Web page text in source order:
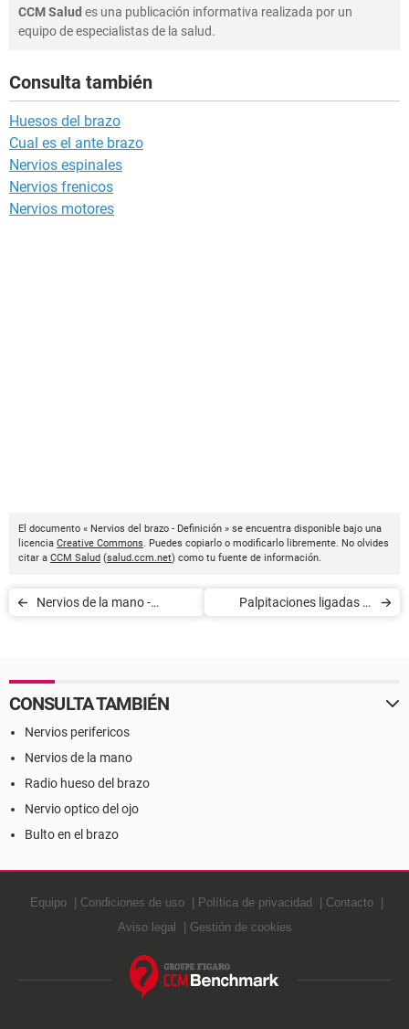
CCM Salud es una publicación informativa realizada por un
equipo de especialistas de la salud.
Consulta también
Huesos del brazo
Cual es el ante brazo
Nervios espinales
Nervios frenicos
Nervios motores
El documento « Nervios del brazo - Definición » se encuentra disponible bajo una
licencia Creative Commons. Puedes copiarlo o modificarlo libremente. No olvides
citar a CCM Salud (salud.ccm.net) como tu fuente de información.
Nervios de la mano -
Palpitaciones ligadas al
CONSULTA TAMBIÉN
Nervios perifericos
Nervios de la mano
Radio hueso del brazo
Nervio optico del ojo
Bulto en el brazo
Equipo Condiciones de uso Política de privacidad
Contacto
Aviso legal
Gestión de cookies